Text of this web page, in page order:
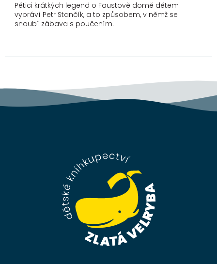
Pětici krátkých legend o Faustově domě dětem
vypráví Petr Stančík, a to způsobem, v němž se
snoubí zábava s poučením.